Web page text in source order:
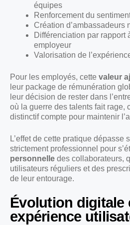
équipes
Renforcement du
Création d’ambassadeurs
Différenciation par rapport
employeur
Valorisation de
Pour les employés, cette valeur
leur package de rémunération
leur décision de rester dans
où la guerre des talents fait rage,
distinctif compte pour maintenir
L’effet de cette pratique dépasse
strictement professionnel pour
personnelle des collaborateurs,
utilisateurs réguliers et des
de leur entourage.
Évolution digitale
expérience